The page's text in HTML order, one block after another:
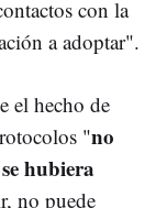
con la
a adoptar".
el hecho de
"no
hubiera
no puede